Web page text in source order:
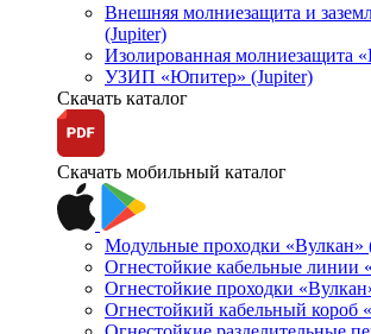
Внешняя молниезащита и
(Jupiter)
Изолированная молниезащита
УЗИП «Юпитер» (Jupiter)
Скачать каталог
Скачать мобильный каталог
Модульные проходки «Вулкан»
Огнестойкие кабельные линии
Огнестойкие проходки
Огнестойкий кабельный короб